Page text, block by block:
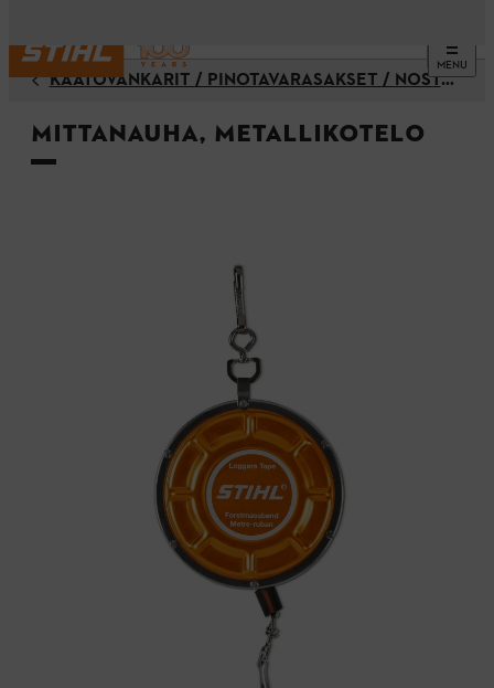
MENU
KAATOVÄNKÄRIT / PINOTAVARASAKSET / NOSTOKOUKUT / KIILAT / KIRVEET
Mittanauha, metallikotelo